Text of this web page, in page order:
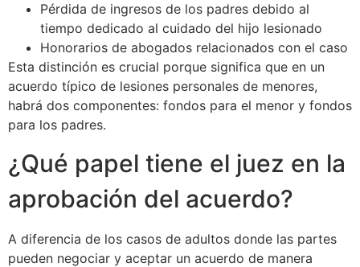
Pérdida de ingresos de los padres debido al
tiempo dedicado al cuidado del hijo lesionado
Honorarios de abogados relacionados con el caso
Esta distinción es crucial porque significa que en un
acuerdo típico de lesiones personales de menores,
habrá dos componentes: fondos para el menor y fondos
para los padres.
¿Qué papel tiene el juez en la
aprobación del acuerdo?
A diferencia de los casos de adultos donde las partes
pueden negociar y aceptar un acuerdo de manera